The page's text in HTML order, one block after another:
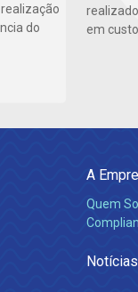
do
em
A
Quem
Notícias